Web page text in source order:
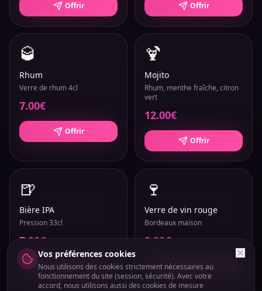
Offrir Offrir
🥃
Rhum
Verre de rhum 4cl
7.00€
Offrir
🍹
Mojito
Rhum, menthe fraîche, citron
vert
12.00€
Offrir
🍺
Bière IPA
Pression 33cl
7.00€
Offrir
🍷
Verre de vin rouge
Bordeaux maison
8.00€
Offrir
Vos préférences cookies
Nous utilisons des cookies strictement nécessaires au
fonctionnement du site (session, sécurité). Avec votre
accord, nous utilisons aussi des cookies de mesure